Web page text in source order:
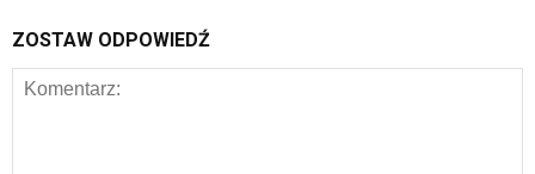
ZOSTAW ODPOWIEDŹ